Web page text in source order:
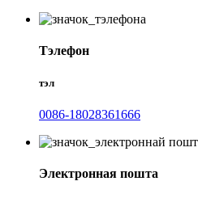
Тэлефон
тэл
0086-18028361666
Электронная пошта